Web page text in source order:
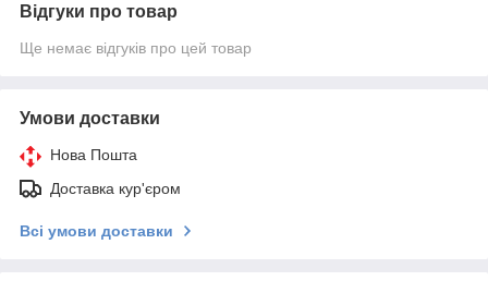
Відгуки про товар
Ще немає відгуків про цей товар
Умови доставки
Нова Пошта
Доставка кур'єром
Всі умови доставки